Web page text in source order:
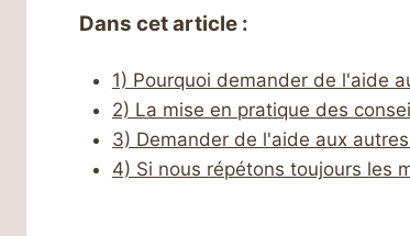
Dans cet article :
1) Pourquoi demander de l'aide
2) La mise en pratique des
3) Demander de l'aide aux
4) Si nous répétons toujours les